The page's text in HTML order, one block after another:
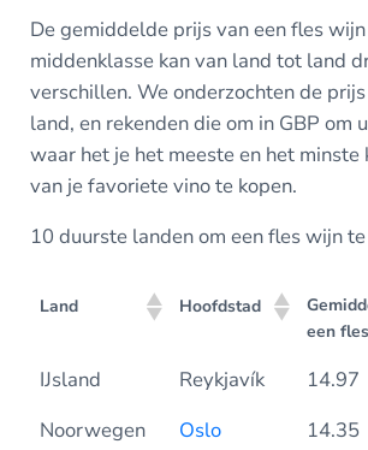
De gemiddelde prijs van een fles
middenklasse kan van land tot land
verschillen. We onderzochten de
land, en rekenden die om in GBP om
waar het je het meeste en het minste
van je favoriete vino te kopen.
10 duurste landen om een fles wijn
Land Hoofdstad
een
IJsland Reykjavík
14.97
Noorwegen
Oslo
14.35